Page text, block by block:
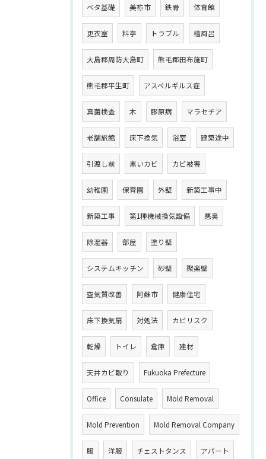
ベタ基礎 美祢市 鉄骨 体育館
更衣室 料亭 トラブル 檜風呂
大島郡周防大島町 熊毛郡田布施町
熊毛郡平生町 アスペルギルス症
真菌検査 木 膠原病 マラセチア
老舗旅館 床下換気 浴室 建築途中
引渡し前 黒いカビ カビ被害
幼稚園 保育園 外壁 新築工事中
新築工事 第1種機械換気設備 悪臭
除湿器 部屋 塗り壁
システムキッチン 砂壁 聚楽壁
空気質改善 阿蘇市 健康住宅
床下換気扇 対処法 カビリスク
乾燥 トイレ 倉庫 建材
天井カビ取り Fukuoka Prefecture
Office Consulate Mold Removal
Mold Prevention Mold Removal Company
服 洋服 チェストタンス アパート